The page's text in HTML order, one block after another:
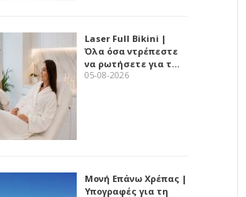
Laser Full Bikini |
Όλα όσα ντρέπεστε
να ρωτήσετε για τ…
05-08-2026
Μονή Επάνω Χρέπας |
Υπογραφές για τη